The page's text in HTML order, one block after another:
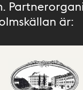
är: